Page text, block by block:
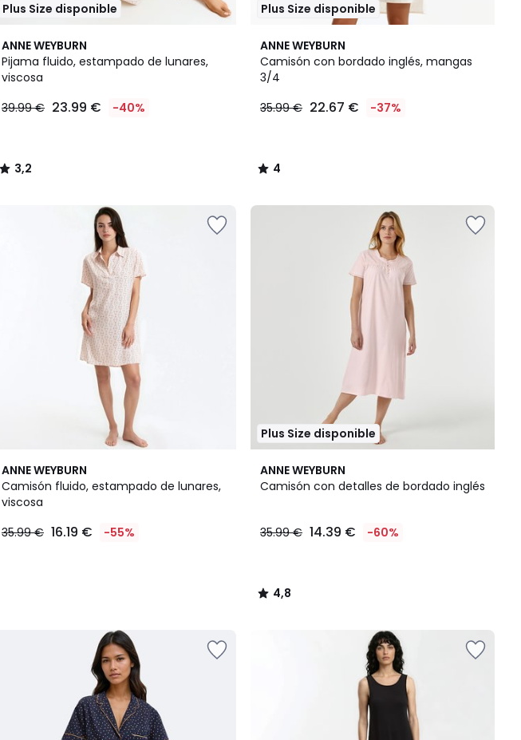
Plus Size disponible
ANNE WEYBURN
Pijama fluido, estampado de lunares,
viscosa
39.99 € 23.99 € -40%
3,2
/ 5
3,2
/
Plus Size disponible
ANNE WEYBURN
Camisón con bordado inglés, mangas
3/4
35.99 € 22.67 € -37%
4
/
5
4
/
ANNE WEYBURN
Camisón fluido, estampado de lunares,
viscosa
35.99 € 16.19 € -55%
Plus Size disponible
ANNE WEYBURN
Camisón con detalles de bordado inglés
35.99 € 14.39 € -60%
4,8
/ 5
4,8
/